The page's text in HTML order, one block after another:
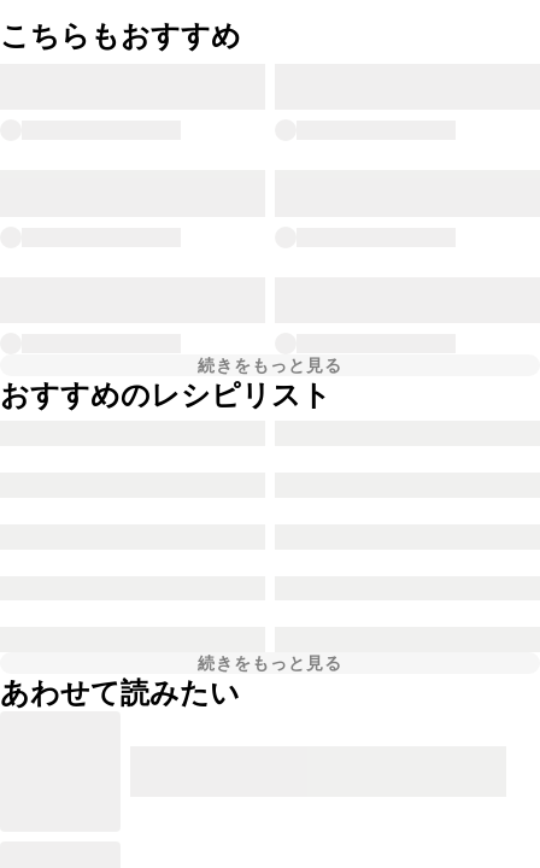
こちらもおすすめ
続きをもっと見る
おすすめのレシピリスト
続きをもっと見る
あわせて読みたい